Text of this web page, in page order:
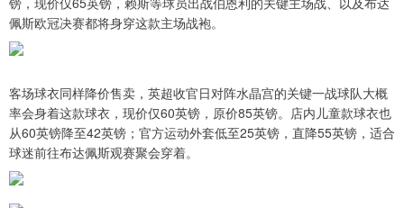
佩斯欧冠决赛都将身穿这款主场战袍。
客场球衣同样降价售卖，英超收官日对阵水晶宫的关键一战球队大概
率会身着这款球衣，现价仅60英镑，原价85英镑。店内儿童款球衣也
从60英镑降至42英镑；官方运动外套低至25英镑，直降55英镑，适合
球迷前往布达佩斯观赛聚会穿着。